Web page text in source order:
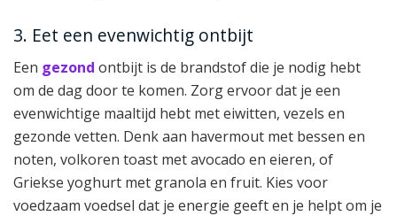
3. Eet een evenwichtig ontbijt
Een gezond ontbijt is de brandstof die je nodig hebt
om de dag door te komen. Zorg ervoor dat je een
evenwichtige maaltijd hebt met eiwitten, vezels en
gezonde vetten. Denk aan havermout met bessen en
noten, volkoren toast met avocado en eieren, of
Griekse yoghurt met granola en fruit. Kies voor
voedzaam voedsel dat je energie geeft en je helpt om je